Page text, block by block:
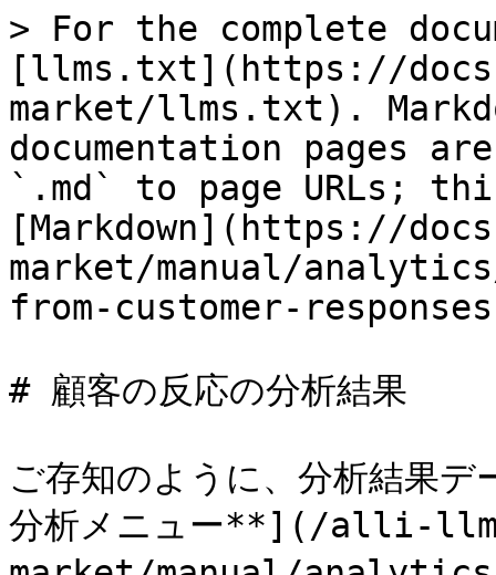
> For the complete
[llms.txt](https://
market/llms.txt).
documentation pages
`.md` to page URLs;
[Markdown](https://
market/manual/
from-customer-
# 顧客の反応の分析結果
ご存知のように、分析結果
分析メニュー**](/alli-